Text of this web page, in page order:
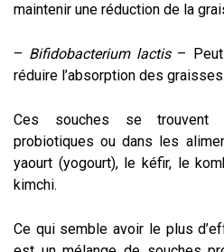
maintenir une réduction de la
– Bifidobacterium lactis– Peut
réduire l’absorption des graisses.
Ces souches se trouvent
probiotiques ou dans les
yaourt (yogourt), le kéfir, le
kimchi.
Ce qui semble avoir le plus